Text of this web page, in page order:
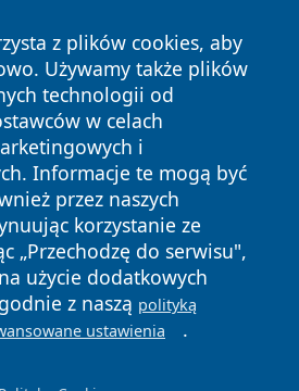
z plików cookies, aby
Używamy także plików
technologii od
w celach
i
Informacje te mogą być
przez naszych
korzystanie ze
„Przechodzę do serwisu",
użycie dodatkowych
z naszą polityką
ustawienia .
Wszystkie prawa
Polityka
Cookies